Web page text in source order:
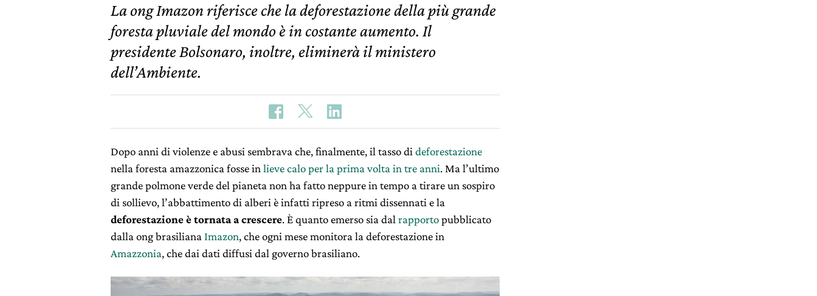
La ong Imazon riferisce che la deforestazione della più grande
foresta pluviale del mondo è in costante aumento. Il
presidente Bolsonaro, inoltre, eliminerà il ministero
dell’Ambiente.
Dopo anni di violenze e abusi sembrava che, finalmente, il tasso di deforestazione
nella foresta amazzonica fosse in lieve calo per la prima volta in tre anni. Ma l’ultimo
grande polmone verde del pianeta non ha fatto neppure in tempo a tirare un sospiro
di sollievo, l’abbattimento di alberi è infatti ripreso a ritmi dissennati e la
deforestazione è tornata a crescere. È quanto emerso sia dal rapportopubblicato
dalla ong brasiliana Imazon, che ogni mese monitora la deforestazione in
Amazzonia, che dai dati diffusi dal governo brasiliano.